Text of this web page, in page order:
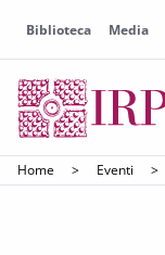
Biblioteca Media
Home > Eventi >